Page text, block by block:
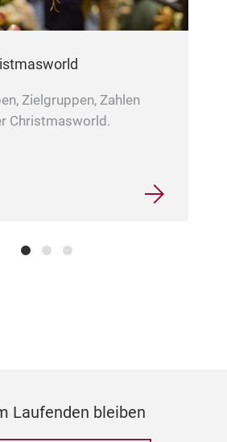
Zielgruppen, Zahlen
Christmasworld.
Laufenden bleiben